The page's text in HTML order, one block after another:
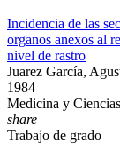
Incidencia de las
organos anexos al
nivel de rastro
Juarez García,
1984
Medicina y
share
Trabajo de grado